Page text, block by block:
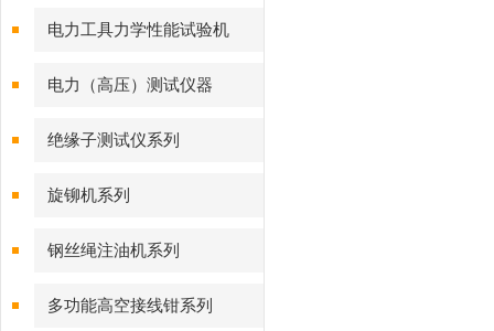
电力工具力学性能试验机
电力（高压）测试仪器
绝缘子测试仪系列
旋铆机系列
钢丝绳注油机系列
多功能高空接线钳系列